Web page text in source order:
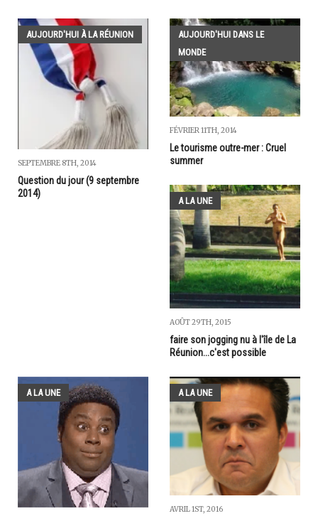
AUJOURD'HUI À LA RÉUNION
SEPTEMBRE 8TH, 2014
Question du jour (9 septembre
2014)
AUJOURD'HUI DANS LE
MONDE
FÉVRIER 11TH, 2014
Le tourisme outre-mer : Cruel
summer
A LA UNE
AOÛT 29TH, 2015
faire son jogging nu à l'île de La
Réunion...c'est possible
A LA UNE A LA UNE
AVRIL 1ST, 2016